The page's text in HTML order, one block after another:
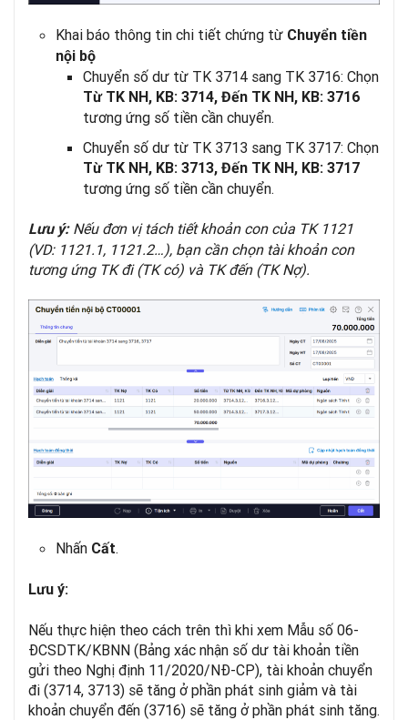
Khai báo thông tin chi tiết chứng từ Chuyển tiền
nội bộ
Chuyển số dư từ TK 3714 sang TK 3716: Chọn
Từ TK NH, KB: 3714, Đến TK NH, KB: 3716
tương ứng số tiền cần chuyển.
Chuyển số dư từ TK 3713 sang TK 3717: Chọn
Từ TK NH, KB: 3713, Đến TK NH, KB: 3717
tương ứng số tiền cần chuyển.
Lưu ý:Nếu đơn vị tách tiết khoản con của TK 1121
(VD: 1121.1, 1121.2…), bạn cần chọn tài khoản con
tương ứng TK đi (TK có) và TK đến (TK Nợ).
Nhấn Cất.
Lưu ý:
Nếu thực hiện theo cách trên thì khi xem Mẫu số 06-
ĐCSDTK/KBNN (Bảng xác nhận số dư tài khoản tiền
gửi theo Nghị định 11/2020/NĐ-CP), tài khoản chuyển
đi (3714, 3713) sẽ tăng ở phần phát sinh giảm và tài
khoản chuyển đến (3716) sẽ tăng ở phần phát sinh tăng.